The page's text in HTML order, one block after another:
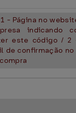
1 - Página no
indicando
este código / 2
de confirmação